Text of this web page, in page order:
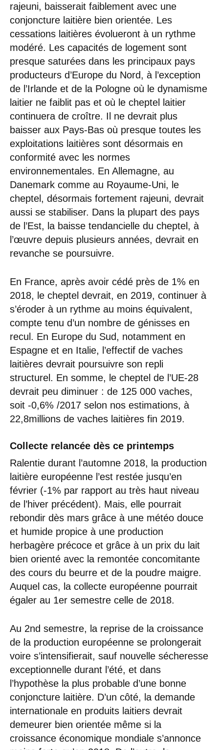
rajeuni, baisserait faiblement avec une
conjoncture laitière bien orientée. Les
cessations laitières évolueront à un rythme
modéré. Les capacités de logement sont
presque saturées dans les principaux pays
producteurs d’Europe du Nord, à l’exception
de l’Irlande et de la Pologne où le dynamisme
laitier ne faiblit pas et où le cheptel laitier
continuera de croître. Il ne devrait plus
baisser aux Pays-Bas où presque toutes les
exploitations laitières sont désormais en
conformité avec les normes
environnementales. En Allemagne, au
Danemark comme au Royaume-Uni, le
cheptel, désormais fortement rajeuni, devrait
aussi se stabiliser. Dans la plupart des pays
de l’Est, la baisse tendancielle du cheptel, à
l’œuvre depuis plusieurs années, devrait en
revanche se poursuivre.
En France, après avoir cédé près de 1% en
2018, le cheptel devrait, en 2019, continuer à
s’éroder à un rythme au moins équivalent,
compte tenu d’un nombre de génisses en
recul. En Europe du Sud, notamment en
Espagne et en Italie, l’effectif de vaches
laitières devrait poursuivre son repli
structurel. En somme, le cheptel de l’UE-28
devrait peu diminuer : de 125 000 vaches,
soit -0,6% /2017 selon nos estimations, à
22,8millions de vaches laitières fin 2019.
Collecte relancée dès ce printemps
Ralentie durant l’automne 2018, la production
laitière européenne l’est restée jusqu’en
février (-1% par rapport au très haut niveau
de l’hiver précédent). Mais, elle pourrait
rebondir dès mars grâce à une météo douce
et humide propice à une production
herbagère précoce et grâce à un prix du lait
bien orienté avec la remontée concomitante
des cours du beurre et de la poudre maigre.
Auquel cas, la collecte européenne pourrait
égaler au 1er semestre celle de 2018.
Au 2nd semestre, la reprise de la croissance
de la production européenne se prolongerait
voire s’intensifierait, sauf nouvelle sécheresse
exceptionnelle durant l’été, et dans
l’hypothèse la plus probable d’une bonne
conjoncture laitière. D’un côté, la demande
internationale en produits laitiers devrait
demeurer bien orientée même si la
croissance économique mondiale s’annonce